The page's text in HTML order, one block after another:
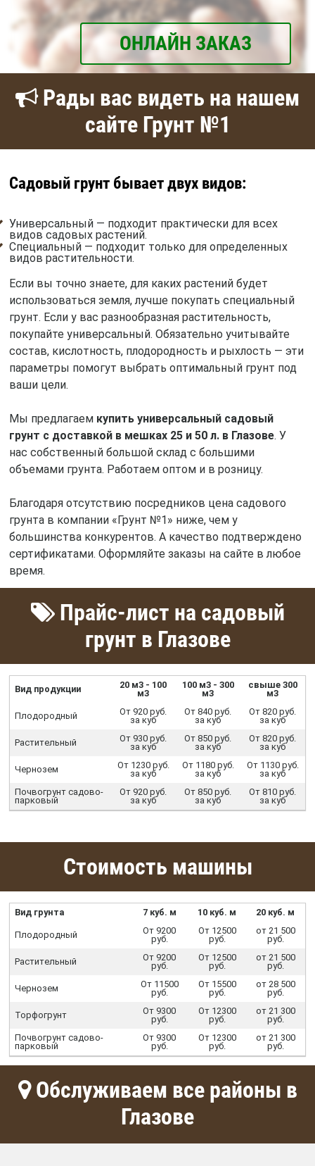
ОНЛАЙН ЗАКАЗ
Рады вас видеть на нашем
сайте Грунт №1
Садовый грунт бывает двух видов:
Универсальный — подходит практически для всех
видов садовых растений.
Специальный — подходит только для определенных
видов растительности.
Если вы точно знаете, для каких растений будет
использоваться земля, лучше покупать специальный
грунт. Если у вас разнообразная растительность,
покупайте универсальный. Обязательно учитывайте
состав, кислотность, плодородность и рыхлость — эти
параметры помогут выбрать оптимальный грунт под
ваши цели.
Мы предлагаем купить универсальный садовый
грунт с доставкой в мешках 25 и 50 л. в Глазове. У
нас собственный большой склад с большими
объемами грунта. Работаем оптом и в розницу.
Благодаря отсутствию посредников цена садового
грунта в компании «Грунт №1» ниже, чем у
большинства конкурентов. А качество подтверждено
сертификатами. Оформляйте заказы на сайте в любое
время.
Прайс-лист на садовый
грунт в Глазове
Вид продукции
20 м3 - 100
м3
100 м3 - 300
м3
свыше 300
м3
Плодородный
От 920 руб.
за куб
От 840 руб.
за куб
От 820 руб.
за куб
Растительный
От 930 руб.
за куб
От 850 руб.
за куб
От 820 руб.
за куб
Чернозем
От 1230 руб.
за куб
От 1180 руб.
за куб
От 1130 руб.
за куб
Почвогрунт садово-
парковый
От 920 руб.
за куб
От 850 руб.
за куб
От 810 руб.
за куб
Стоимость машины
Вид грунта 7 куб. м 10 куб. м 20 куб. м
Плодородный
От 9200
руб.
От 12500
руб.
от 21 500
руб.
Растительный
От 9200
руб.
От 12500
руб.
от 21 500
руб.
Чернозем
От 11500
руб.
От 15500
руб.
от 28 500
руб.
Торфогрунт
От 9300
руб.
От 12300
руб.
от 21 300
руб.
Почвогрунт садово-
парковый
От 9300
руб.
От 12300
руб.
от 21 300
руб.
Обслуживаем все районы в
Глазове